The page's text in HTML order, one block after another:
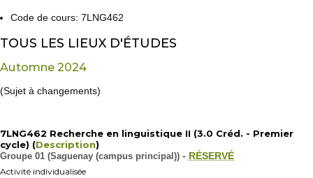
Code de cours: 7LNG462
TOUS LES LIEUX D'ÉTUDES
Automne 2024
(Sujet à changements)
7LNG462 Recherche en linguistique II (3.0 Créd. - Premier
cycle) (Description)
Groupe 01 (Saguenay (campus principal)) - RÉSERVÉ
Activité individualisée